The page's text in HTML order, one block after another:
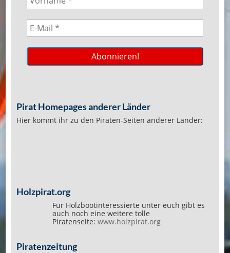
Pirat Homepages anderer Länder
Hier kommt ihr zu den Piraten-Seiten anderer Länder:
Holzpirat.org
Für Holzbootinteressierte unter euch gibt es
auch noch eine weitere tolle
Piratenseite: www.holzpirat.org
Piratenzeitung